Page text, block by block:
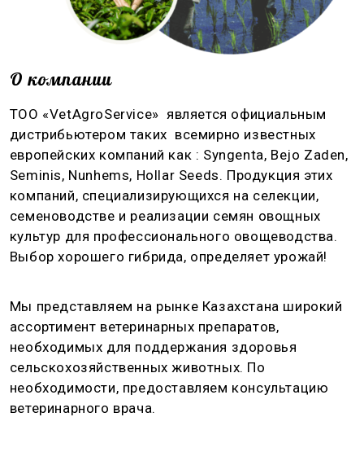
О компании
ТОО «VetAgroService» является официальным
дистрибьютером таких всемирно известных
европейских компаний как : Syngenta, Bejo Zaden,
Seminis, Nunhems, Hollar Seeds. Продукция этих
компаний, специализирующихся на селекции,
семеноводстве и реализации семян овощных
культур для профессионального овощеводства.
Выбор хорошего гибрида, определяет урожай!
Мы представляем на рынке Казахстана широкий
ассортимент ветеринарных препаратов,
необходимых для поддержания здоровья
сельскохозяйственных животных. По
необходимости, предоставляем консультацию
ветеринарного врача.